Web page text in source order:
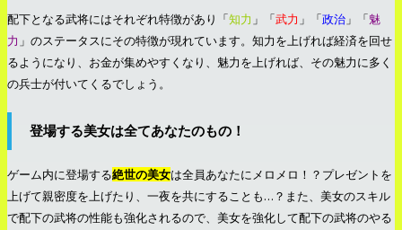
配下となる武将にはそれぞれ特徴があり「知力 」「武力 」「政治 」「魅
力 」のステータスにその特徴が現れています。知力を上げれば経済を回せ
るようになり、お金が集めやすくなり、魅力を上げれば、その魅力に多く
の兵士が付いてくるでしょう。
登場する美女は全てあなたのもの！
ゲーム内に登場する絶世の美女は全員あなたにメロメロ！？プレゼントを
上げて親密度を上げたり、一夜を共にすることも…？また、美女のスキル
で配下の武将の性能も強化されるので、美女を強化して配下の武将のやる